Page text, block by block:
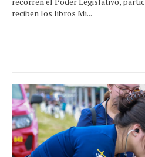
reciben los libros Mi...